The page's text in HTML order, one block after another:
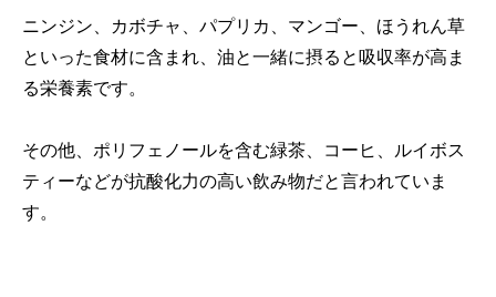
ニンジン、カボチャ、パプリカ、マンゴー、ほうれん草
といった食材に含まれ、油と一緒に摂ると吸収率が高ま
る栄養素です。
その他、ポリフェノールを含む緑茶、コーヒ、ルイボス
ティーなどが抗酸化力の高い飲み物だと言われていま
す。